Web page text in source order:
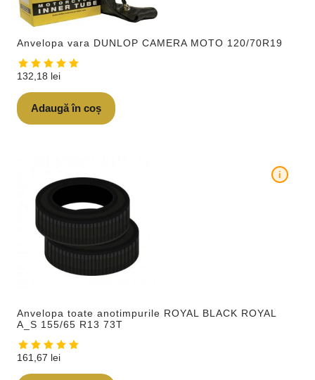
Anvelopa vara DUNLOP CAMERA MOTO 120/70R19
132,18 lei
Adaugă în coș
Anvelopa toate anotimpurile ROYAL BLACK ROYAL
A_S 155/65 R13 73T
i
161,67 lei